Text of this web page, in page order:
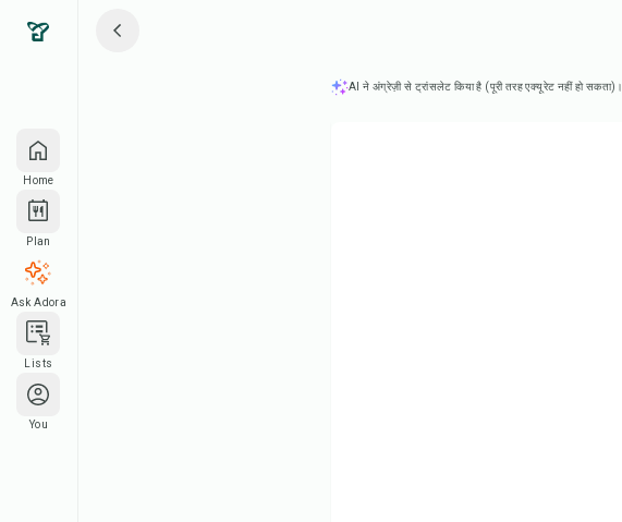
Home
Plan
Ask Adora
Lists
You
AI ने अंग्रेज़ी से ट्रांसलेट किया है (पूरी तरह एक्यूरेट नहीं हो सकता)।